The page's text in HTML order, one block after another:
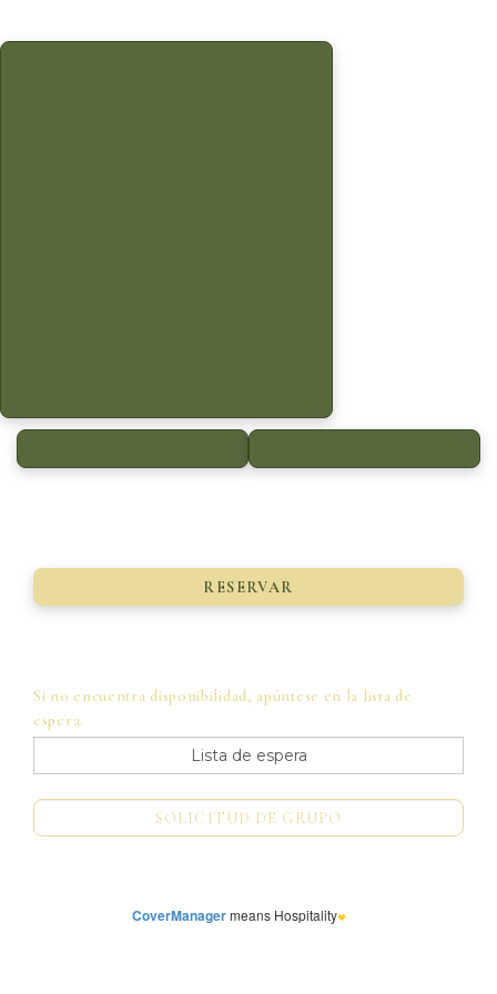
Si no encuentra disponibilidad, apúntese en la lista de
espera.
CoverManagermeans Hospitality